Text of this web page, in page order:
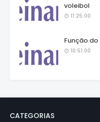
voleibol
11:25:00
Função
10:51:00
CATEGORIAS